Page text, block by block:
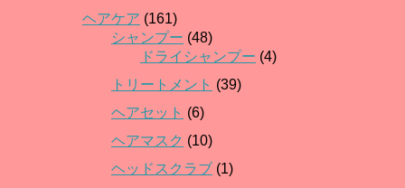
ヘアケア (161)
シャンプー (48)
ドライシャンプー (4)
トリートメント (39)
ヘアセット (6)
ヘアマスク (10)
ヘッドスクラブ (1)